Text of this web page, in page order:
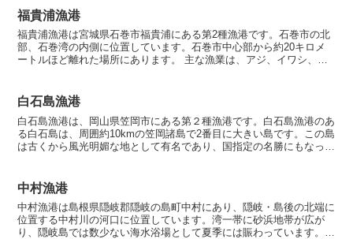
福貴浦漁港
福貴浦漁港は宮城県石巻市福貴浦にある第2種漁港です。石巻市の北
部、石巻湾の内側に位置しています。石巻市中心部から約20キロメ
ートルほど離れた場所にあります。 主な漁業は、アジ、イワシ、カ
白石島漁港
白石島漁港は、岡山県笠岡市にある第２種漁港です。白石島漁港のあ
る白石島は、周囲約10kmの笠岡諸島で2番目に大きい島です。この島
は古くから風光明媚な地として有名であり、国指定の名勝にもなって
中村漁港
中村漁港は島根県隠岐郡隠岐の島町中村にあり、隠岐・島後の北端に
位置する中村川の河口に位置しています。湾一帯に砂浜地帯が広が
り、隠岐島では数少ない海水浴場として夏季には賑わっています。名